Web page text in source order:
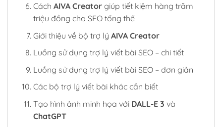
Cách AIVA Creatorgiúp tiết kiệm hàng trăm
triệu đồng cho SEO tổng thể
Giới thiệu về bộ trợ lý AIVA Creator
Luồng sử dụng trợ lý viết bài SEO – chi tiết
Luồng sử dụng trợ lý viết bài SEO – đơn giản
Các bộ trợ lý viết bài khác cần biết
Tạo hình ảnh minh họa với DALL-E 3 và
ChatGPT